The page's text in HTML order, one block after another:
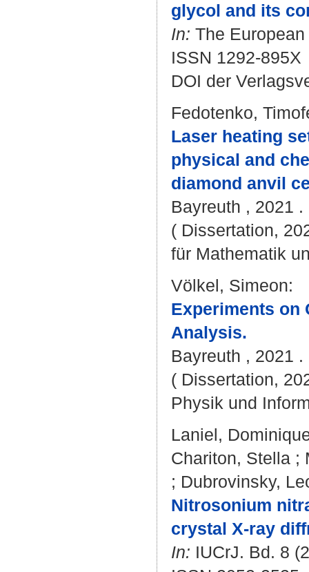
glycol and its
In: The
ISSN 1292-895X
DOI der
Fedotenko,
Laser heating
physical and
diamond anvil
Bayreuth , 2021 .
( Dissertation,
für Mathematik
Völkel, Simeon:
Experiments on
Analysis.
Bayreuth , 2021
( Dissertation,
Physik und
Laniel,
Chariton, Stella ;
; Dubrovinsky,
Nitrosonium
crystal X-ray
In: IUCrJ. Bd. 8